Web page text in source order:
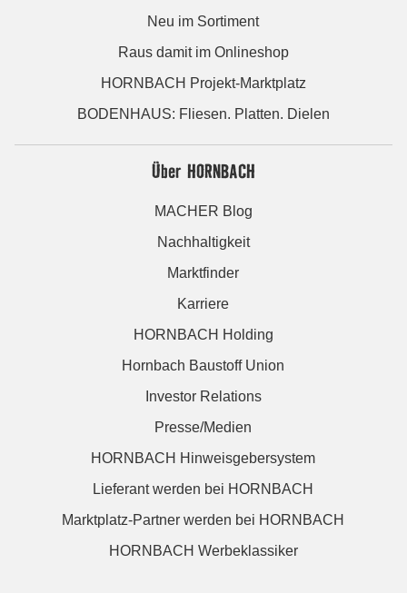
Neu im Sortiment
Raus damit im Onlineshop
HORNBACH Projekt-Marktplatz
BODENHAUS: Fliesen. Platten. Dielen
Über HORNBACH
MACHER Blog
Nachhaltigkeit
Marktfinder
Karriere
HORNBACH Holding
Hornbach Baustoff Union
Investor Relations
Presse/Medien
HORNBACH Hinweisgebersystem
Lieferant werden bei HORNBACH
Marktplatz-Partner werden bei HORNBACH
HORNBACH Werbeklassiker